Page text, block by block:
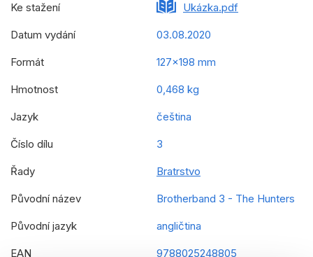
Ke stažení Ukázka.pdf
Datum vydání 03.08.2020
Formát 127x198 mm
Hmotnost 0,468 kg
Jazyk čeština
Číslo dílu 3
Řady Bratrstvo
Původní název Brotherband 3 - The Hunters
Původní jazyk angličtina
EAN 9788025248805